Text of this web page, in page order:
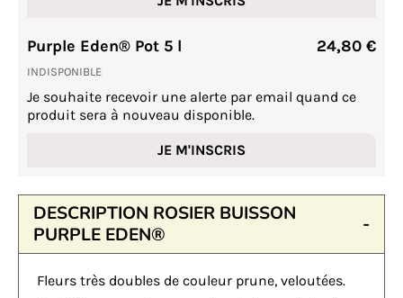
Purple Eden® Pot 5 l
INDISPONIBLE
24,80 €
Je souhaite recevoir une alerte par email quand ce
produit sera à nouveau disponible.
JE M'INSCRIS
DESCRIPTION ROSIER BUISSON
PURPLE EDEN®
Fleurs très doubles de couleur prune, veloutées.